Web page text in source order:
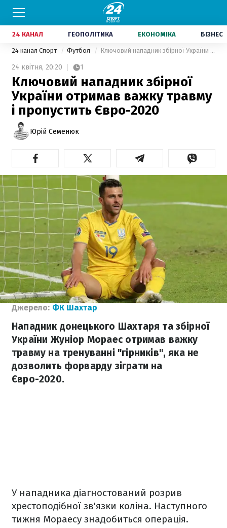
24 КАНАЛ ГЕОПОЛІТИКА ЕКОНОМІКА БІЗНЕС
24 канал Спорт Футбол Ключовий нападник збірної України отримав важку травму і пропустить Євро-2020
24 квітня, 20:20 1
Ключовий нападник збірної
України отримав важку травму
і пропустить Євро-2020
Юрій Семенюк
Джерело: ФК Шахтар
Нападник донецького Шахтаря та збірної
України Жуніор Мораес отримав важку
травму на тренуванні "гірників", яка не
дозволить форварду зіграти на
Євро-2020.
У нападника діагностований розрив
хрестоподібної зв'язки коліна. Наступного
тижня Мораесу знадобиться операція.